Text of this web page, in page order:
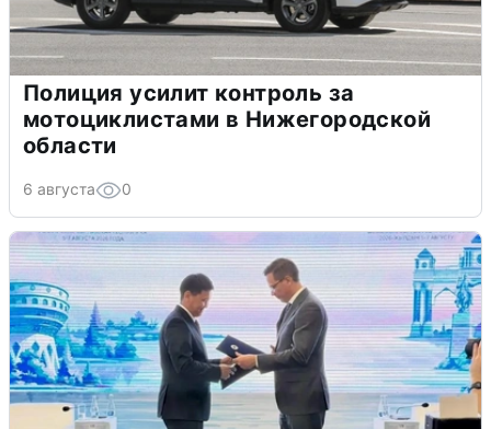
Полиция усилит контроль за
мотоциклистами в Нижегородской
области
6 августа 0